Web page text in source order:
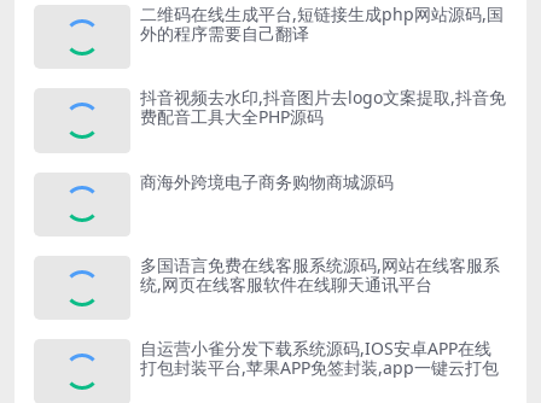
二维码在线生成平台,短链接生成php网站源码,国
外的程序需要自己翻译
抖音视频去水印,抖音图片去logo文案提取,抖音免
费配音工具大全PHP源码
商海外跨境电子商务购物商城源码
多国语言免费在线客服系统源码,网站在线客服系
统,网页在线客服软件在线聊天通讯平台
自运营小雀分发下载系统源码,IOS安卓APP在线
打包封装平台,苹果APP免签封装,app一键云打包